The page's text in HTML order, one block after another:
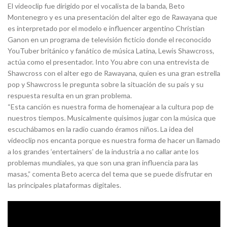
El videoclip fue dirigido por el vocalista de la banda, Beto
Montenegro y es una presentación del alter ego de Rawayana que
es interpretado por el modelo e influencer argentino Christian
Ganon en un programa de televisión ficticio donde el reconocido
YouTuber británico y fanático de música Latina, Lewis Shawcross,
actúa como el presentador. Into You abre con una entrevista de
Shawcross con el alter ego de Rawayana, quien es una gran estrella
pop y Shawcross le pregunta sobre la situación de su país y su
respuesta resulta en un gran problema.
“Esta canción es nuestra forma de homenajear a la cultura pop de
nuestros tiempos. Musicalmente quisimos jugar con la música que
escuchábamos en la radio cuando éramos niños. La idea del
videoclip nos encanta porque es nuestra forma de hacer un llamado
a los grandes ‘entertainers’ de la industria a no callar ante los
problemas mundiales, ya que son una gran influencia para las
masas,” comenta Beto acerca del tema que se puede disfrutar en
las principales plataformas digitales.